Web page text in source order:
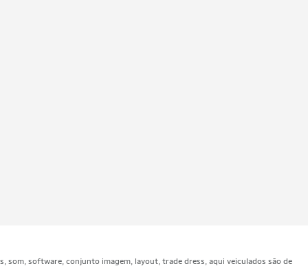
som, software, conjunto imagem, layout, trade dress, aqui veiculados são de